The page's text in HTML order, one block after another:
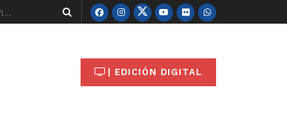
| EDICIÓN DIGITAL